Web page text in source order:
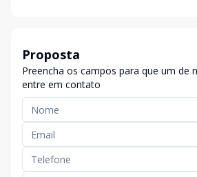
Proposta
Preencha os campos para que um de
entre em contato